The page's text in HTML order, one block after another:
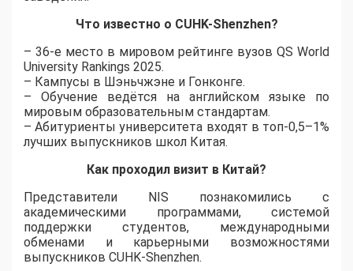
Что известно о CUHK-Shenzhen?
​– 36-е место в мировом рейтинге вузов QS World
University Rankings 2025.
​– Кампусы в Шэньчжэне и Гонконге.
​– Обучение ведётся на английском языке по
мировым образовательным стандартам.
​– Абитуриенты университета входят в топ-0,5–1%
лучших выпускников школ Китая.
Как проходил визит в Китай?
Представители NIS познакомились с
академическими программами, системой
поддержки студентов, международными
обменами и карьерными возможностями
выпускников CUHK-Shenzhen.